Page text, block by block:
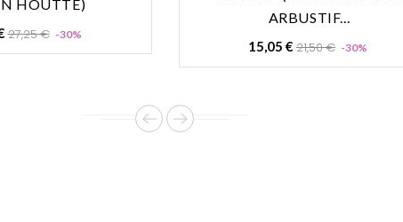
HOUTTE)
Prix
27,25 € -30%
ARBUSTIF...
15,05 € Prix
21,50 € -30%